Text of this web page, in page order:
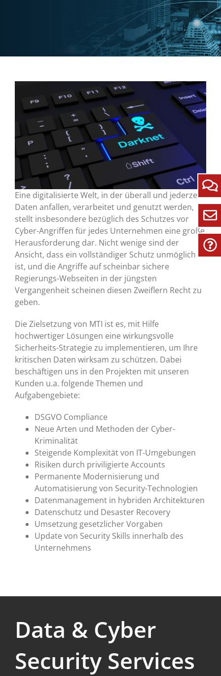
Eine digitalisierte Welt, in der überall und jederzeit
Daten anfallen, verarbeitet und genutzt werden,
stellt insbesondere bezüglich des Schutzes vor
Cyber-Angriffen für jedes Unternehmen eine große
Herausforderung dar. Nicht wenige sind der
Ansicht, dass ein vollständiger Schutz unmöglich
ist, und die Angriffe auf scheinbar sichere
Regierungs-Webseiten in der jüngsten
Vergangenheit scheinen diesen Zweiflern Recht zu
geben.
Die Zielsetzung von MTI ist es, mit Hilfe
hochwertiger Lösungen eine wirkungsvolle
Sicherheits-Strategie zu implementieren, um Ihre
kritischen Daten wirksam zu schützen. Dabei
beschäftigen uns in den Projekten mit unseren
Kunden u.a. folgende Themen und
Aufgabengebiete:
DSGVO Compliance
Neue Arten und Methoden der Cyber-
Kriminalität
Steigende Komplexität von IT-Umgebungen
Risiken durch priviligierte Accounts
Permanente Modernisierung und
Automatisierung von Security-Technologien
Datenmanagement in hybriden Architekturen
Datenschutz und Desaster Recovery
Umsetzung gesetzlicher Vorgaben
Update von Security Skills innerhalb des
Unternehmens
Data & Cyber
Security Services